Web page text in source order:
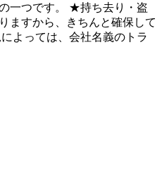
一つです。 ★持ち去り・盗
ますから、きちんと確保して
よっては、会社名義のトラ